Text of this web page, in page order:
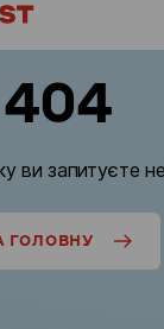
404
ви запитуєте
ГОЛОВНУ